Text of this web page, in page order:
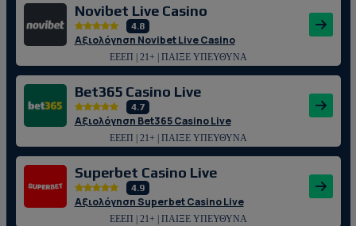
Novibet Live Casino
4.8
Αξιολόγηση Novibet Live Casino
ΕΕΕΠ | 21+ | ΠΑΙΞΕ ΥΠΕΥΘΥΝΑ
Bet365 Casino Live
4.7
Αξιολόγηση Bet365 Casino Live
ΕΕΕΠ | 21+ | ΠΑΙΞΕ ΥΠΕΥΘΥΝΑ
Superbet Casino Live
4.9
Αξιολόγηση Superbet Casino Live
ΕΕΕΠ | 21+ | ΠΑΙΞΕ ΥΠΕΥΘΥΝΑ